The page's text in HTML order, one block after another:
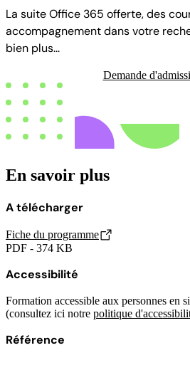
La suite Office 365 offerte, des
accompagnement dans votre
bien plus...
Demande
En savoir plus
A télécharger
Fiche du programme
PDF - 374 KB
Accessibilité
Formation accessible aux personnes en
(consultez ici notre politique
Référence